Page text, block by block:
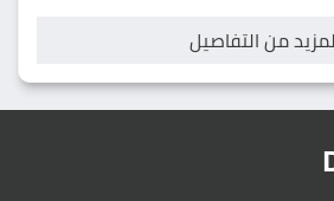
من التفاصيل